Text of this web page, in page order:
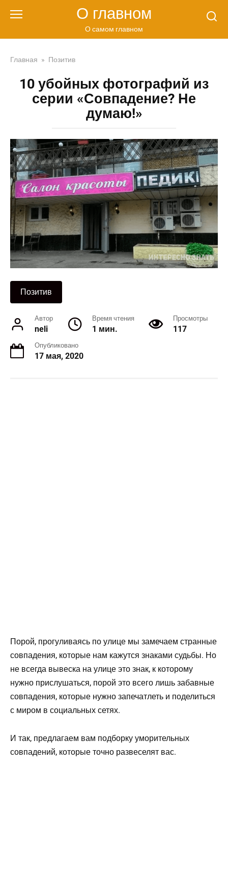
О главном
О самом главном
Главная » Позитив
10 убойных фотографий из
серии «Совпадение? Не
думаю!»
Позитив
Автор
neli
Время чтения
1 мин.
Просмотры
117
Опубликовано
17 мая, 2020
Порой, прогуливаясь по улице мы замечаем странные
совпадения, которые нам кажутся знаками судьбы. Но
не всегда вывеска на улице это знак, к которому
нужно прислушаться, порой это всего лишь забавные
совпадения, которые нужно запечатлеть и поделиться
с миром в социальных сетях.
И так, предлагаем вам подборку уморительных
совпадений, которые точно развеселят вас.